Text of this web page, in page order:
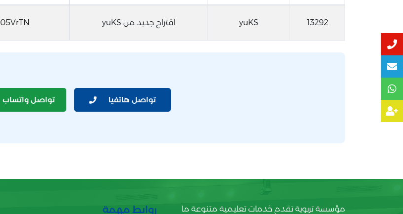
13292
yuKS اقتراح جديد من yuKS 05VrTN
تواصل هاتفيا تواصل واتساب
مؤسسة تربوية تقدم خدمات تعليمية متنوعة ما روابط مهمة